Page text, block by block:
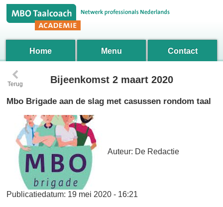
Home Menu Contact
‹
Terug Bijeenkomst 2 maart 2020
Mbo Brigade aan de slag met casussen rondom taal
Auteur: De Redactie
Publicatiedatum: 19 mei 2020 - 16:21